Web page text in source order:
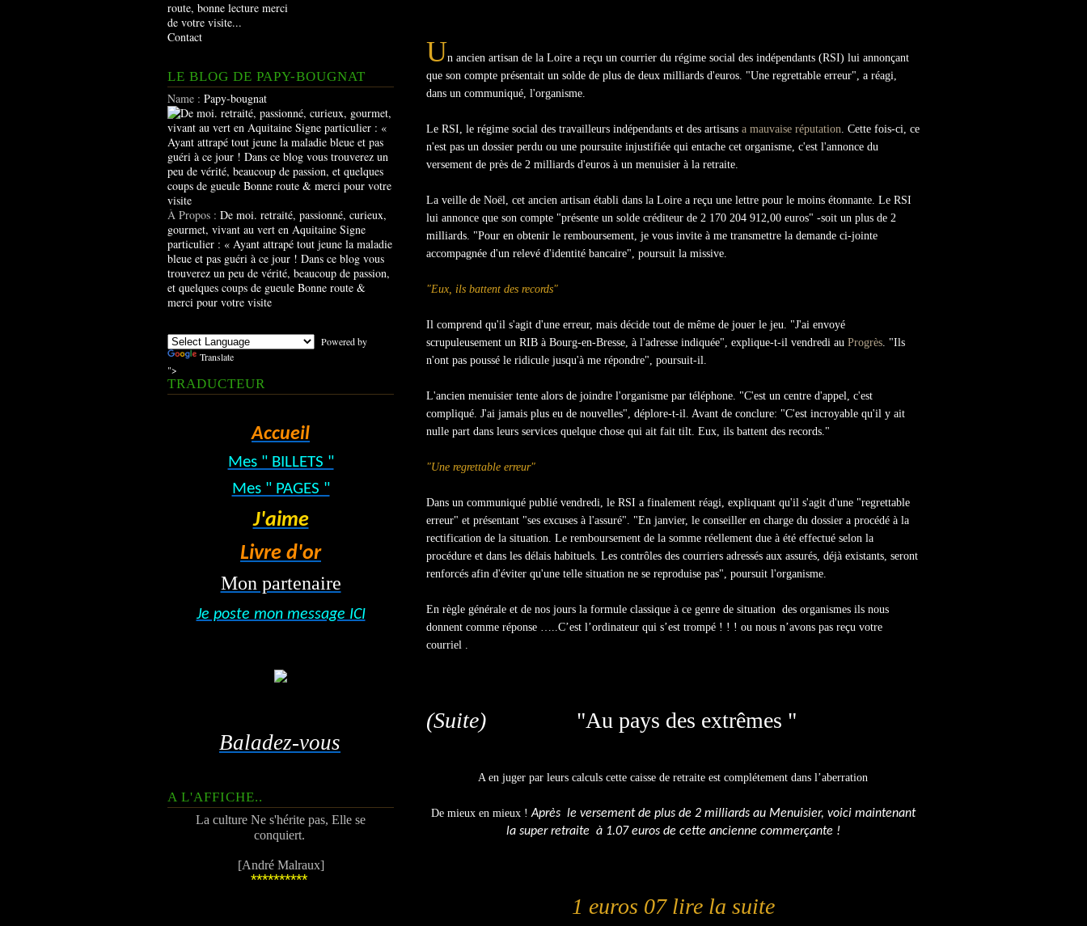
route, bonne lecture merci
de votre visite...
Contact
LE BLOG DE PAPY-BOUGNAT
Name : Papy-bougnat
À Propos : De moi. retraité, passionné, curieux,
gourmet, vivant au vert en Aquitaine Signe
particulier : « Ayant attrapé tout jeune la maladie
bleue et pas guéri à ce jour ! Dans ce blog vous
trouverez un peu de vérité, beaucoup de passion,
et quelques coups de gueule Bonne route &
merci pour votre visite
Powered by
Translate
">
TRADUCTEUR
Accueil
Mes " BILLETS "
Mes " PAGES "
J'aime
Livre d'or
Mon partenaire
Je poste mon message ICI
Baladez-vous
A L'AFFICHE..
La culture Ne s'hérite pas, Elle se
conquiert.
[André Malraux]
**********
Un ancien artisan de la Loire a reçu un courrier du régime social des indépendants (RSI) lui annonçant
que son compte présentait un solde de plus de deux milliards d'euros. "Une regrettable erreur", a réagi,
dans un communiqué, l'organisme.
Le RSI, le régime social des travailleurs indépendants et des artisans a mauvaise réputation. Cette fois-ci, ce
n'est pas un dossier perdu ou une poursuite injustifiée qui entache cet organisme, c'est l'annonce du
versement de près de 2 milliards d'euros à un menuisier à la retraite.
La veille de Noël, cet ancien artisan établi dans la Loire a reçu une lettre pour le moins étonnante. Le RSI
lui annonce que son compte "présente un solde créditeur de 2 170 204 912,00 euros" -soit un plus de 2
milliards. "Pour en obtenir le remboursement, je vous invite à me transmettre la demande ci-jointe
accompagnée d'un relevé d'identité bancaire", poursuit la missive.
"Eux, ils battent des records"
Il comprend qu'il s'agit d'une erreur, mais décide tout de même de jouer le jeu. "J'ai envoyé
scrupuleusement un RIB à Bourg-en-Bresse, à l'adresse indiquée", explique-t-il vendredi au Progrès. "Ils
n'ont pas poussé le ridicule jusqu'à me répondre", poursuit-il.
L'ancien menuisier tente alors de joindre l'organisme par téléphone. "C'est un centre d'appel, c'est
compliqué. J'ai jamais plus eu de nouvelles", déplore-t-il. Avant de conclure: "C'est incroyable qu'il y ait
nulle part dans leurs services quelque chose qui ait fait tilt. Eux, ils battent des records."
"Une regrettable erreur"
Dans un communiqué publié vendredi, le RSI a finalement réagi, expliquant qu'il s'agit d'une "regrettable
erreur" et présentant "ses excuses à l'assuré". "En janvier, le conseiller en charge du dossier a procédé à la
rectification de la situation. Le remboursement de la somme réellement due à été effectué selon la
procédure et dans les délais habituels. Les contrôles des courriers adressés aux assurés, déjà existants, seront
renforcés afin d'éviter qu'une telle situation ne se reproduise pas", poursuit l'organisme.
En règle générale et de nos jours la formule classique à ce genre de situation des organismes ils nous
donnent comme réponse …..C’est l’ordinateur qui s’est trompé ! ! ! ou nous n’avons pas reçu votre
courriel .
(Suite) "Au pays des extrêmes "
A en juger par leurs calculs cette caisse de retraite est complétement dans l’aberration
De mieux en mieux !Après le versement de plus de 2 milliards au Menuisier, voici maintenant
la super retraite à 1.07 euros de cette ancienne commerçante !
1 euros 07 lire la suite